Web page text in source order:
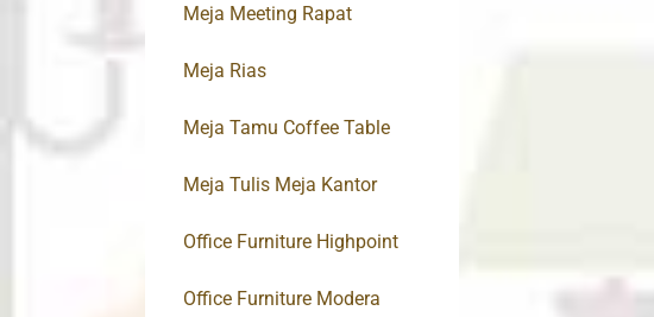
Meja Meeting Rapat
Meja Rias
Meja Tamu Coffee Table
Meja Tulis Meja Kantor
Office Furniture Highpoint
Office Furniture Modera